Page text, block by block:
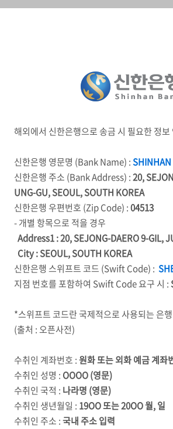
해외에서 신한은행으로 송금 시 필요한 정보
신한은행 영문명 (Bank Name) :
신한은행 주소 (Bank Address) :20,
UNG-GU, SEOUL, SOUTH KOREA
신한은행 우편번호 (Zip Code) :04513
- 개별 항목으로 적을 경우
Address1 : 20, SEJONG-DAERO 9-GIL,
City : SEOUL, SOUTH KOREA
신한은행 스위프트 코드 (Swift Code) :
지점 번호를 포함하여 Swift Code 요구 시 :
*스위프트 코드란 국제적으로 사용되는 은
(출처 : 오픈사전)
수취인 계좌번호 :원화 또는 외화 예금 계좌
수취인 성명 : OOOO(영문)
수취인 국적 : 나라명 (영문)
수취인 생년월일 : 19OO 또는 20OO 월, 일
수취인 주소 :국내 주소 입력